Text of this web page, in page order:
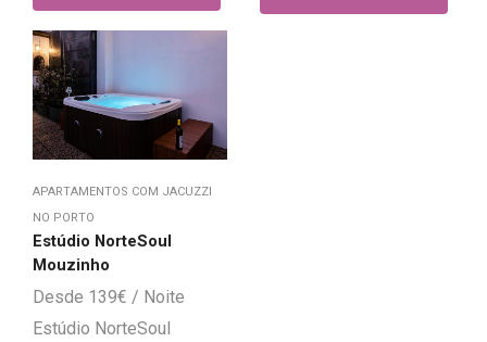
APARTAMENTOS COM JACUZZI
NO PORTO
Estúdio NorteSoul
Mouzinho
139€
Estúdio NorteSoul